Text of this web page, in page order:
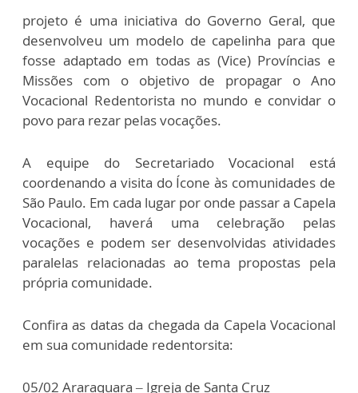
projeto é uma iniciativa do Governo Geral, que
desenvolveu um modelo de capelinha para que
fosse adaptado em todas as (Vice) Províncias e
Missões com o objetivo de propagar o Ano
Vocacional Redentorista no mundo e convidar o
povo para rezar pelas vocações.
A equipe do Secretariado Vocacional está
coordenando a visita do Ícone às comunidades de
São Paulo. Em cada lugar por onde passar a Capela
Vocacional, haverá uma celebração pelas
vocações e podem ser desenvolvidas atividades
paralelas relacionadas ao tema propostas pela
própria comunidade.
Confira as datas da chegada da Capela Vocacional
em sua comunidade redentorsita:
05/02 Araraquara – Igreja de Santa Cruz